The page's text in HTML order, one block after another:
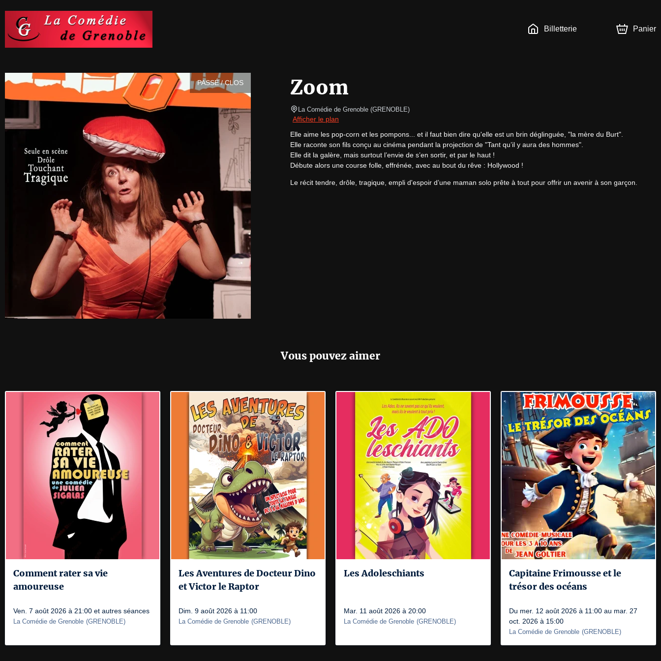
Billetterie Panier
PASSÉ / CLOS Zoom
La Comédie de Grenoble (GRENOBLE)
Afficher le plan
Elle aime les pop-corn et les pompons... et il faut bien dire qu'elle est un brin déglinguée, "la mère du Burt".
Elle raconte son fils conçu au cinéma pendant la projection de "Tant qu’il y aura des hommes".
Elle dit la galère, mais surtout l’envie de s’en sortir, et par le haut !
Débute alors une course folle, effrénée, avec au bout du rêve : Hollywood !
Le récit tendre, drôle, tragique, empli d'espoir d’une maman solo prête à tout pour offrir un avenir à son garçon.
Vous pouvez aimer
Comment rater sa vie
amoureuse
Ven. 7 août 2026 à 21:00 et autres séances
La Comédie de Grenoble (GRENOBLE)
Les Aventures de Docteur Dino
et Victor le Raptor
Dim. 9 août 2026 à 11:00
La Comédie de Grenoble (GRENOBLE)
Les Adoleschiants
Mar. 11 août 2026 à 20:00
La Comédie de Grenoble (GRENOBLE)
Capitaine Frimousse et le
trésor des océans
Du mer. 12 août 2026 à 11:00 au mar. 27
oct. 2026 à 15:00
La Comédie de Grenoble (GRENOBLE)